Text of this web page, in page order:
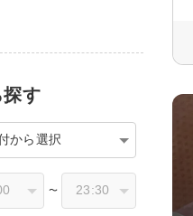
探す
から選択
〜